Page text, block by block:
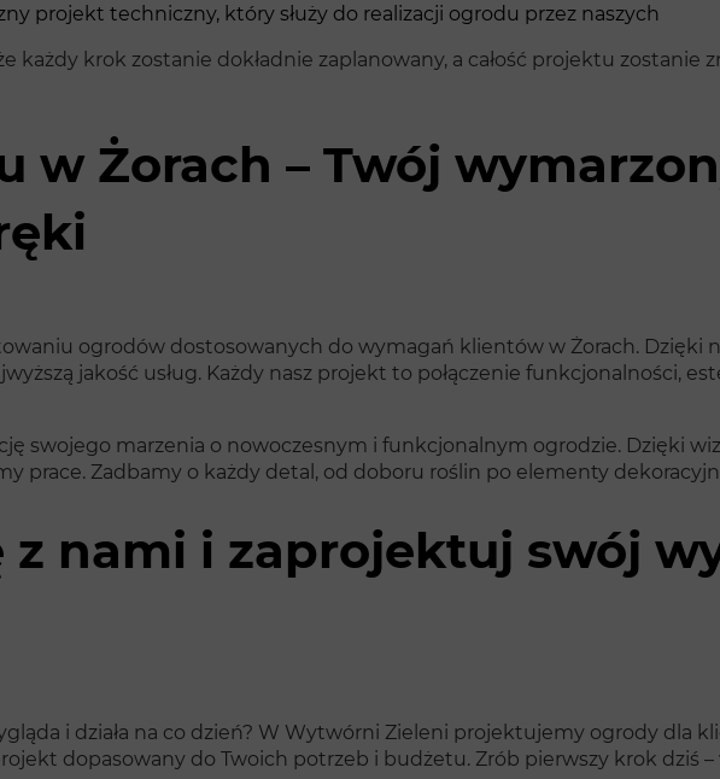
projekt techniczny, który służy do realizacji ogrodu przez naszych
każdy krok zostanie dokładnie zaplanowany, a całość projektu
w Żorach – Twój
ogrodów dostosowanych do wymagań klientów w Żorach. Dzięki
jakość usług. Każdy nasz projekt to połączenie funkcjonalności,
swojego marzenia o nowoczesnym i funkcjonalnym ogrodzie. Dzięki
prace. Zadbamy o każdy detal, od doboru roślin po elementy
z nami i zaprojektuj swój
i działa na co dzień? W Wytwórni Zieleni projektujemy ogrody dla
dopasowany do Twoich potrzeb i budżetu. Zrób pierwszy krok dziś